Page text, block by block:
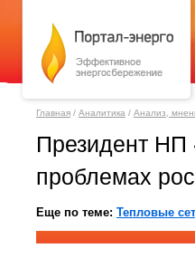
Главная / Аналитика / Анализ,
Президент НП
проблемах
Еще по теме: Тепловые